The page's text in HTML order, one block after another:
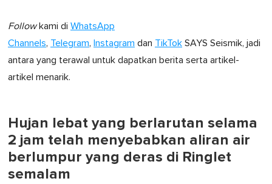
Followkami di WhatsApp
Channels, Telegram, Instagram dan TikTok SAYS Seismik, jadi
antara yang terawal untuk dapatkan berita serta artikel-
artikel menarik.
Hujan lebat yang berlarutan selama
2 jam telah menyebabkan aliran air
berlumpur yang deras di Ringlet
semalam